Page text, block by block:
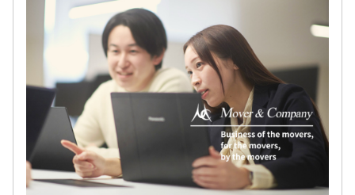
いており、新規事業への参画や新しい役割への挑戦も積極
的に後押ししています。エンジニア、コンサルタント、事
業開発といった異なる専門性を持つメンバーが連携し、互
いを尊重しながら1つのゴールを目指す姿が、わたしたち
の日常です。
また、安心して長く働ける環境づくりにも注力していま
す。定期的な1on1やフィードバック、対話の機会を通じ
てコミュニケーションを深めるほか、社員ひとりひとりの
意思やライフスタイルを尊重した柔軟な働き方を実現して